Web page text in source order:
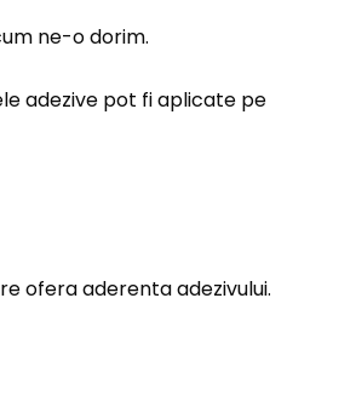
ne-o dorim.
adezive pot fi aplicate pe
ofera aderenta adezivului.